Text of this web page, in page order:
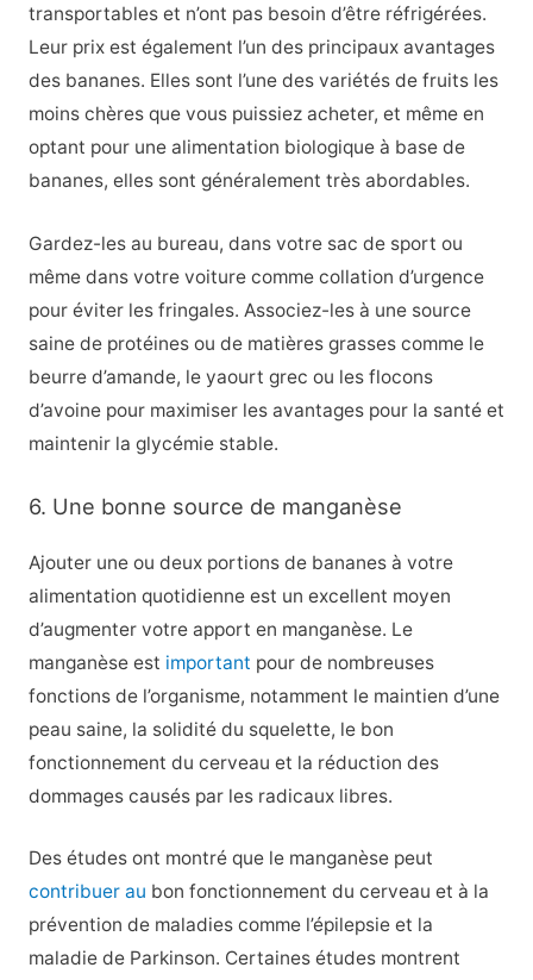
transportables et n’ont pas besoin d’être réfrigérées.
Leur prix est également l’un des principaux avantages
des bananes. Elles sont l’une des variétés de fruits les
moins chères que vous puissiez acheter, et même en
optant pour une alimentation biologique à base de
bananes, elles sont généralement très abordables.
Gardez-les au bureau, dans votre sac de sport ou
même dans votre voiture comme collation d’urgence
pour éviter les fringales. Associez-les à une source
saine de protéines ou de matières grasses comme le
beurre d’amande, le yaourt grec ou les flocons
d’avoine pour maximiser les avantages pour la santé et
maintenir la glycémie stable.
6. Une bonne source de manganèse
Ajouter une ou deux portions de bananes à votre
alimentation quotidienne est un excellent moyen
d’augmenter votre apport en manganèse. Le
manganèse est important pour de nombreuses
fonctions de l’organisme, notamment le maintien d’une
peau saine, la solidité du squelette, le bon
fonctionnement du cerveau et la réduction des
dommages causés par les radicaux libres.
Des études ont montré que le manganèse peut
contribuer au bon fonctionnement du cerveau et à la
prévention de maladies comme l’épilepsie et la
maladie de Parkinson. Certaines études montrent